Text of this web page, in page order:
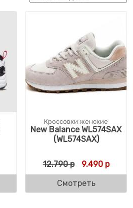
цена составляла 5.100 р.
цена: 5.100 р.
Кроссовки женские
New Balance WL574SAX
(WL574SAX)
12.790р 9.490р
Смотреть